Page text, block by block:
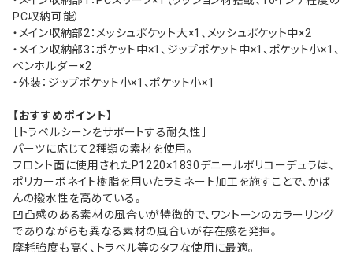
PC収納可能）
・メイン収納部2：メッシュポケット大×1、メッシュポケット中×2
・メイン収納部3：ポケット中×1、ジップポケット中×1、ポケット小×1、
ペンホルダー×2
・外装：ジップポケット小×1、ポケット小×1
【おすすめポイント】
［トラベルシーンをサポートする耐久性］
パーツに応じて2種類の素材を使用。
フロント面に使用されたP1220×1830デニールポリコーデュラは、
ポリカーボネイト樹脂を用いたラミネート加工を施すことで、かば
んの撥水性を高めている。
凹凸感のある素材の風合いが特徴的で、ワントーンのカラーリング
でありながらも異なる素材の風合いが存在感を発揮。
摩耗強度も高く、トラベル等のタフな使用に最適。